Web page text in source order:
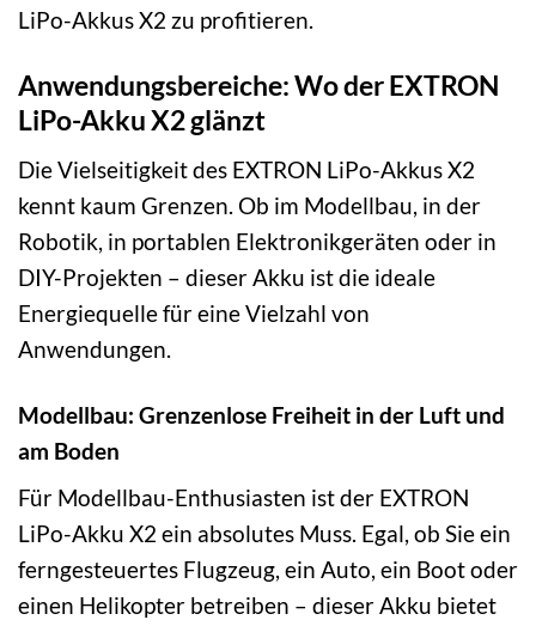
LiPo-Akkus X2 zu profitieren.
Anwendungsbereiche: Wo der EXTRON
LiPo-Akku X2 glänzt
Die Vielseitigkeit des EXTRON LiPo-Akkus X2
kennt kaum Grenzen. Ob im Modellbau, in der
Robotik, in portablen Elektronikgeräten oder in
DIY-Projekten – dieser Akku ist die ideale
Energiequelle für eine Vielzahl von
Anwendungen.
Modellbau: Grenzenlose Freiheit in der Luft und
am Boden
Für Modellbau-Enthusiasten ist der EXTRON
LiPo-Akku X2 ein absolutes Muss. Egal, ob Sie ein
ferngesteuertes Flugzeug, ein Auto, ein Boot oder
einen Helikopter betreiben – dieser Akku bietet